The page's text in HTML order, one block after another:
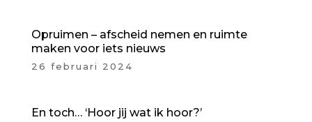
Opruimen – afscheid nemen en ruimte
maken voor iets nieuws
26 februari 2024
En toch… ‘Hoor jij wat ik hoor?’